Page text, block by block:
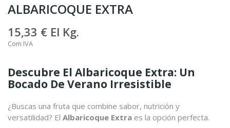
ALBARICOQUE EXTRA
15,33 € El Kg.
Com IVA
Descubre El Albaricoque Extra: Un
Bocado De Verano Irresistible
¿Buscas una fruta que combine sabor, nutrición y
versatilidad? El Albaricoque Extra es la opción perfecta.